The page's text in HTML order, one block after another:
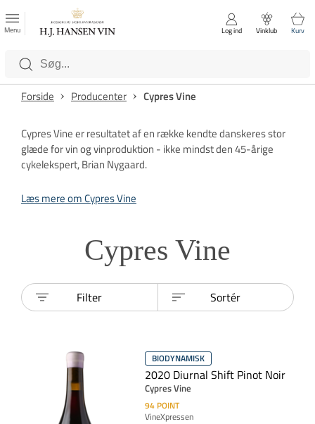
Luk
Kategorier
Menu Log ind Vinklub Kurv
Forside Producenter Cypres Vine
Cypres Vine er resultatet af en række kendte danskeres stor
glæde for vin og vinproduktion - ikke mindst den 45-årige
cykelekspert, Brian Nygaard.
Læs mere om Cypres Vine
Cypres Vine
Filter Sortér
BIODYNAMISK
2020 Diurnal Shift Pinot Noir
Cypres Vine
94 POINT
VineXpressen